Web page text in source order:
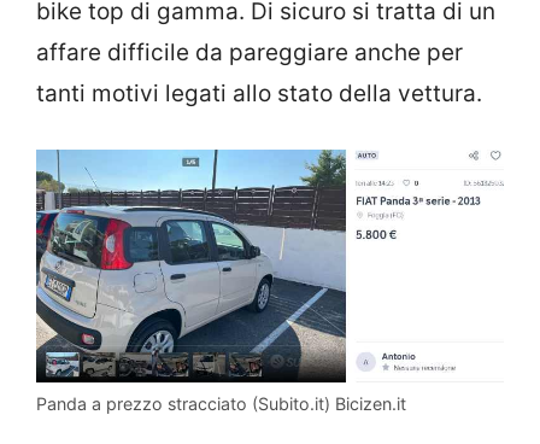
bike top di gamma. Di sicuro si tratta di un
affare difficile da pareggiare anche per
tanti motivi legati allo stato della vettura.
Panda a prezzo stracciato (Subito.it) Bicizen.it